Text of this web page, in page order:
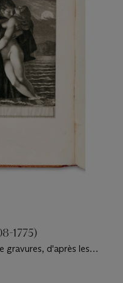
1775)
gravures, d'après les